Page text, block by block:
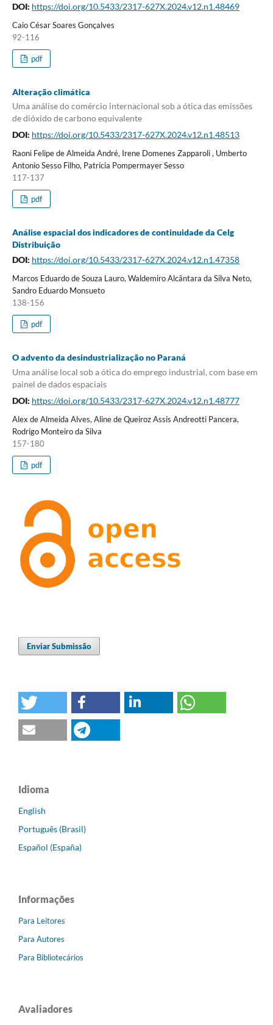
DOI: https://doi.org/10.5433/2317-627X.2024.v12.n1.48469
Caio César Soares Gonçalves
92-116
pdf
Alteração climática
Uma análise do comércio internacional sob a ótica das emissões
de dióxido de carbono equivalente
DOI: https://doi.org/10.5433/2317-627X.2024.v12.n1.48513
Raoni Felipe de Almeida André, Irene Domenes Zapparoli , Umberto
Antonio Sesso Filho, Patrícia Pompermayer Sesso
117-137
pdf
Análise espacial dos indicadores de continuidade da Celg
Distribuição
DOI: https://doi.org/10.5433/2317-627X.2024.v12.n1.47358
Marcos Eduardo de Souza Lauro, Waldemiro Alcântara da Silva Neto,
Sandro Eduardo Monsueto
138-156
pdf
O advento da desindustrialização no Paraná
Uma análise local sob a ótica do emprego industrial, com base em
painel de dados espaciais
DOI: https://doi.org/10.5433/2317-627X.2024.v12.n1.48777
Alex de Almeida Alves, Aline de Queiroz Assis Andreotti Pancera,
Rodrigo Monteiro da Silva
157-180
pdf
Enviar Submissão
Idioma
English
Português (Brasil)
Español (España)
Informações
Para Leitores
Para Autores
Para Bibliotecários
Avaliadores